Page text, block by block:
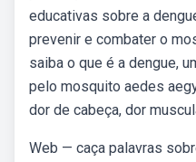
educativas sobre a
prevenir e combater o
saiba o que é a dengue,
pelo mosquito aedes
dor de cabeça, dor
Web — caça palavras